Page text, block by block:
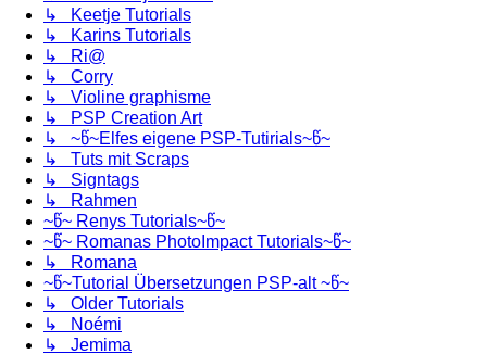
↳ Keetje Tutorials
↳ Karins Tutorials
↳ Ri@
↳ Corry
↳ Violine graphisme
↳ PSP Creation Art
↳ ~წ~Elfes eigene PSP-Tutirials~წ~
↳ Tuts mit Scraps
↳ Signtags
↳ Rahmen
~წ~ Renys Tutorials~წ~
~წ~ Romanas PhotoImpact Tutorials~წ~
↳ Romana
~წ~Tutorial Übersetzungen PSP-alt ~წ~
↳ Older Tutorials
↳ Noémi
↳ Jemima